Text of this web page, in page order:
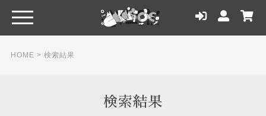
HOME > 検索結果
検索結果